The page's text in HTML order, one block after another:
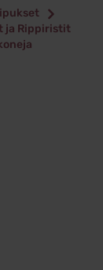
ja Rippiristit